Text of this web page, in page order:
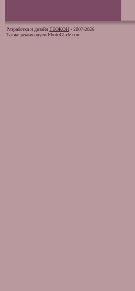
Разработка и дизайн ГЕОКОН - 2007-2026
Также рекомендуем PhotoGlade.com